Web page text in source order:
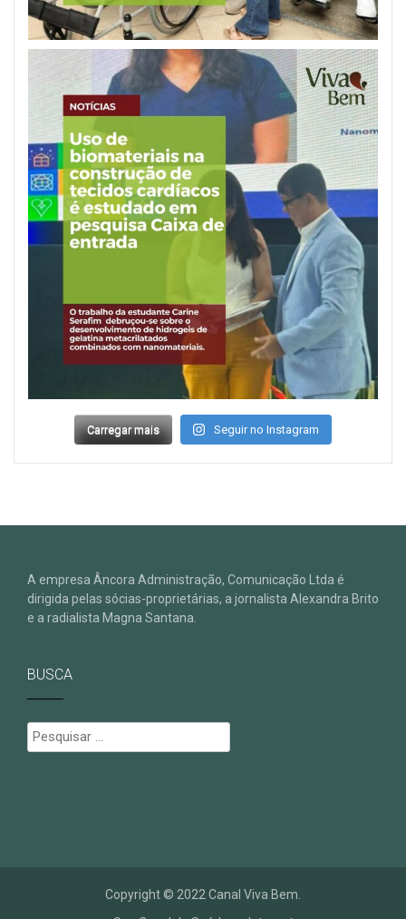
Carregar mais Seguir no Instagram
A empresa Âncora Administração, Comunicação Ltda é
dirigida pelas sócias-proprietárias, a jornalista Alexandra Brito
e a radialista Magna Santana.
BUSCA
Pesquisar
por:
Copyright © 2022 Canal Viva Bem.